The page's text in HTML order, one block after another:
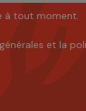
à tout moment.
et la